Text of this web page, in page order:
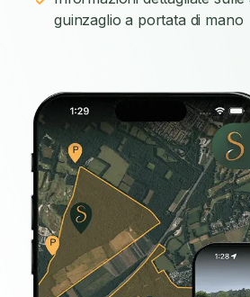
guinzaglio a portata di mano